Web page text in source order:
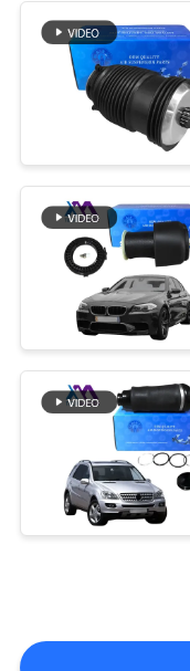
Pièces
Land
Kit de